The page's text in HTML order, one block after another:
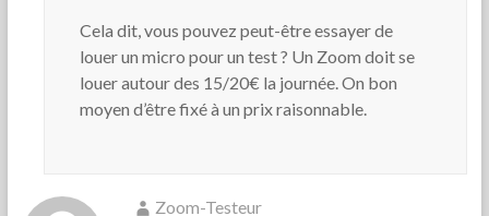
Cela dit, vous pouvez peut-être essayer de
louer un micro pour un test ? Un Zoom doit se
louer autour des 15/20€ la journée. On bon
moyen d’être fixé à un prix raisonnable.
Zoom-Testeur